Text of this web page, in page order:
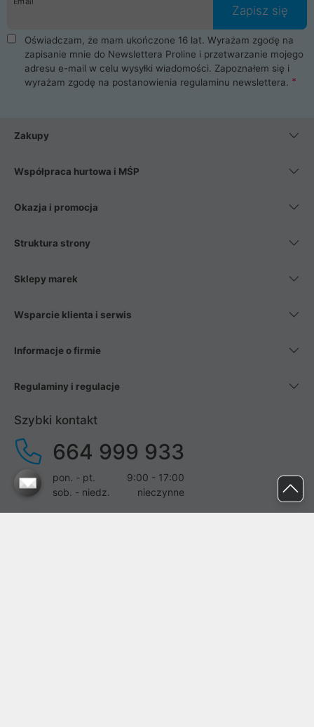
Zapisz się
Oświadczam, że mam ukończone 16 lat. Wyrażam zgodę na
zapisanie mnie do Newslettera Proline i przetwarzanie mojego
adresu e-mail w celu wysyłki wiadomości. Zapoznałem się i
wyrażam zgodę na postanowienia regulaminu newslettera.
Zakupy
Współpraca hurtowa i MŚP
Okazja i promocja
Struktura strony
Sklepy marek
Wsparcie klienta i serwis
Informacje o firmie
Regulaminy i regulacje
Szybki kontakt
664 999 933
pon. - pt.
9:00 - 17:00
sob. - niedz.
nieczynne